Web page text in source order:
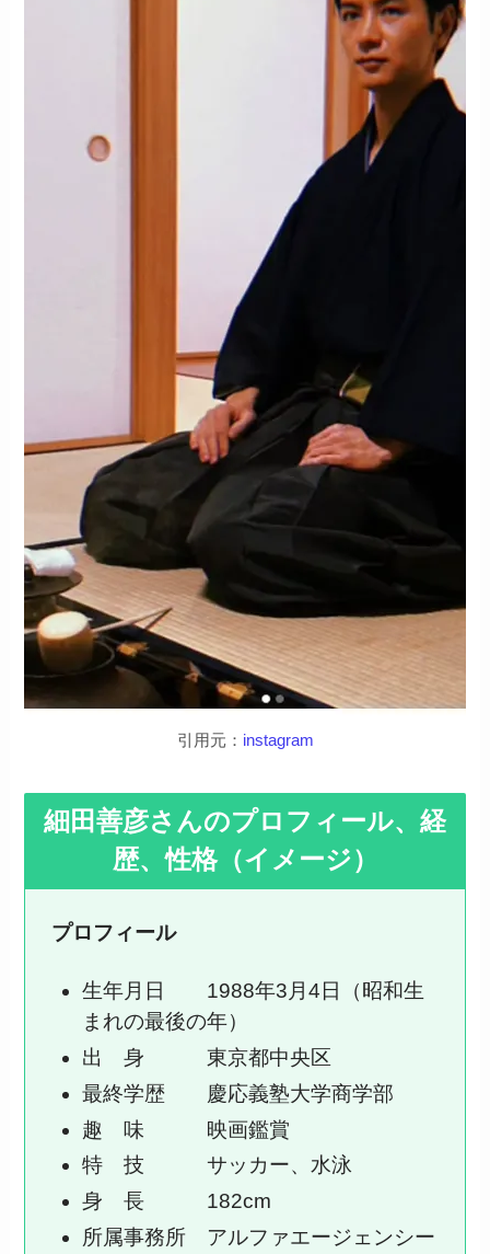
引用元： instagram
細田善彦さんのプロフィール、経
歴、性格（イメージ）
プロフィール
生年月日 1988年3月4日（昭和生
まれの最後の年）
出 身 東京都中央区
最終学歴 慶応義塾大学商学部
趣 味 映画鑑賞
特 技 サッカー、水泳
身 長 182cm
所属事務所 アルファエージェンシー